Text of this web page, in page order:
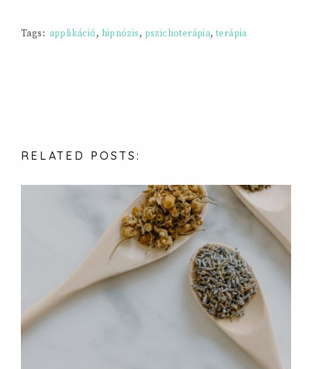
Tags: applikáció, hipnózis, pszichoterápia,terápia
RELATED POSTS: